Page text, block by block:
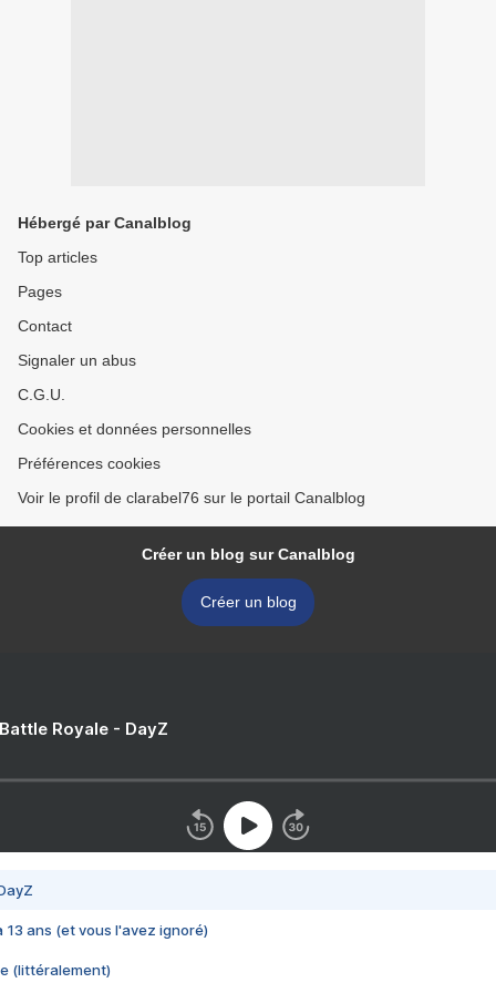
Hébergé par Canalblog
Top articles
Pages
Contact
Signaler un abus
C.G.U.
Cookies et données personnelles
Préférences cookies
Voir le profil de clarabel76 sur le portail Canalblog
Créer un blog sur Canalblog
Créer un blog
Royale - DayZ
13 ans (et vous l'avez ignoré)
(littéralement)